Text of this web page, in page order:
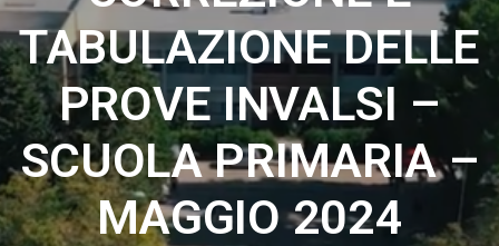
TABULAZIONE DELLE
PROVE INVALSI –
SCUOLA PRIMARIA –
MAGGIO 2024